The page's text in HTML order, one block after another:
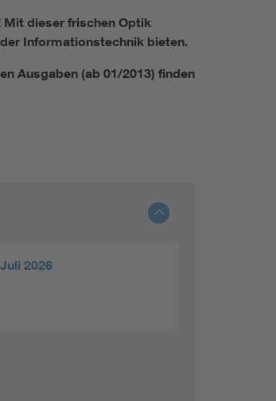
Mit dieser frischen Optik
Informationstechnik bieten.
Ausgaben (ab 01/2013) finden
2026